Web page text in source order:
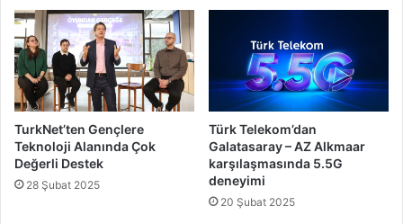
TurkNet’ten Gençlere
Teknoloji Alanında Çok
Değerli Destek
28 Şubat 2025
Türk Telekom’dan
Galatasaray – AZ Alkmaar
karşılaşmasında 5.5G
deneyimi
20 Şubat 2025